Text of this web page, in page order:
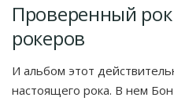
Проверенный
рокеров
И альбом этот
настоящего рока. В нем